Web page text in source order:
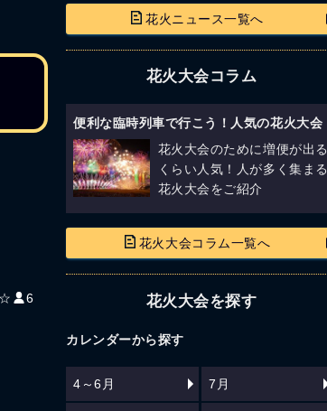
6
花火ニュース一覧へ
花火大会コラム
便利な臨時列車で行こう！人気の花火大会
花火大会のために増便が出る
くらい人気！人が多く集まる
花火大会をご紹介
花火大会コラム一覧へ
花火大会を探す
カレンダーから探す
4～6月 7月